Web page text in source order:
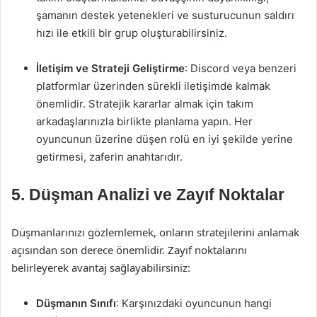
şamanın destek yetenekleri ve susturucunun saldırı
hızı ile etkili bir grup oluşturabilirsiniz.
İletişim ve Strateji Geliştirme: Discord veya benzeri
platformlar üzerinden sürekli iletişimde kalmak
önemlidir. Stratejik kararlar almak için takım
arkadaşlarınızla birlikte planlama yapın. Her
oyuncunun üzerine düşen rolü en iyi şekilde yerine
getirmesi, zaferin anahtarıdır.
5. Düşman Analizi ve Zayıf Noktalar
Düşmanlarınızı gözlemlemek, onların stratejilerini anlamak
açısından son derece önemlidir. Zayıf noktalarını
belirleyerek avantaj sağlayabilirsiniz:
Düşmanın Sınıfı: Karşınızdaki oyuncunun hangi